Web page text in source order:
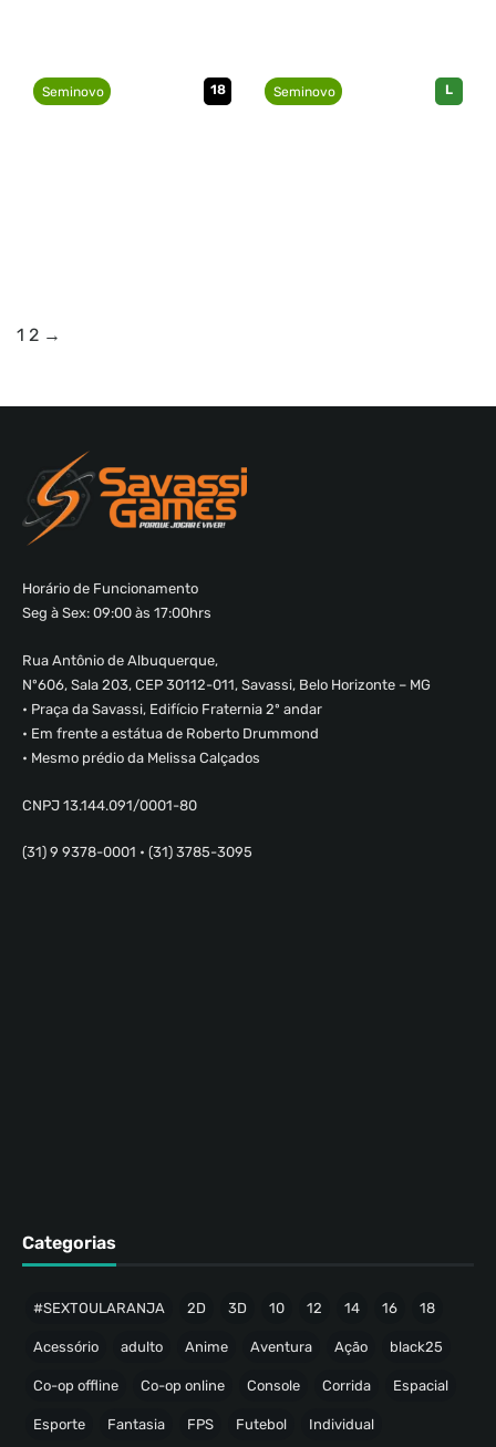
Seminovo 18 Seminovo L
1 2 →
Horário de Funcionamento
Seg à Sex: 09:00 às 17:00hrs
Rua Antônio de Albuquerque,
Nº606, Sala 203, CEP 30112-011, Savassi, Belo Horizonte – MG
• Praça da Savassi, Edifício Fraternia 2º andar
• Em frente a estátua de Roberto Drummond
• Mesmo prédio da Melissa Calçados
CNPJ 13.144.091/0001-80
(31) 9 9378-0001 • (31) 3785-3095
Categorias
#SEXTOULARANJA 2D 3D 10 12 14 16 18
Acessório adulto Anime Aventura Ação black25
Co-op offline Co-op online Console Corrida Espacial
Esporte Fantasia FPS Futebol Individual